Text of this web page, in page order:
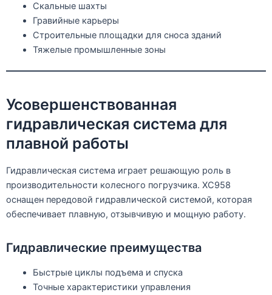
Скальные шахты
Гравийные карьеры
Строительные площадки для сноса зданий
Тяжелые промышленные зоны
Усовершенствованная
гидравлическая система для
плавной работы
Гидравлическая система играет решающую роль в
производительности колесного погрузчика. XC958
оснащен передовой гидравлической системой, которая
обеспечивает плавную, отзывчивую и мощную работу.
Гидравлические преимущества
Быстрые циклы подъема и спуска
Точные характеристики управления